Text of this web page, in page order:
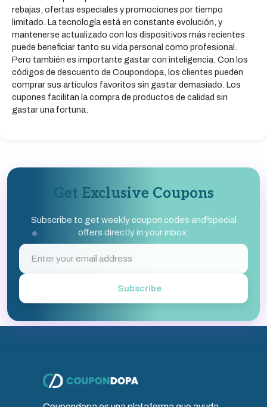
rebajas, ofertas especiales y promociones por tiempo
limitado. La tecnología está en constante evolución, y
mantenerse actualizado con los dispositivos más recientes
puede beneficiar tanto su vida personal como profesional.
Pero también es importante gastar con inteligencia. Con los
códigos de descuento de Coupondopa, los clientes pueden
comprar sus artículos favoritos sin gastar demasiado. Los
cupones facilitan la compra de productos de calidad sin
gastar una fortuna.
Get Exclusive Coupons
Subscribe to get weekly coupon codes and special
offers directly in your inbox.
Subscribe